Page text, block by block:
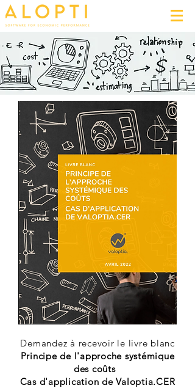
Demandez à recevoir le livre blanc
Principe de l'approche systémique
des coûts
Cas d'application de Valoptia.CER